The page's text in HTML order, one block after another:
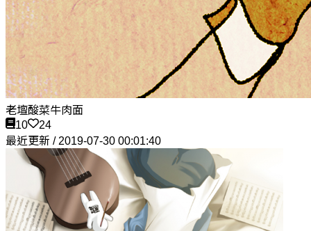
老壇酸菜牛肉面
10
24
最近更新 / 2019-07-30 00:01:40